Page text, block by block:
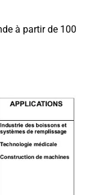
à partir de 100